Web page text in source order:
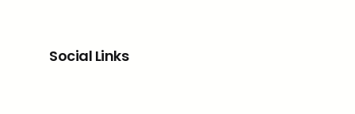
Social Links